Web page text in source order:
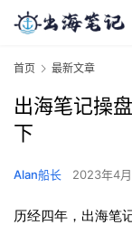
首页 最新文章
出海笔记操
下
Alan船长 2023年4
历经四年，出海笔